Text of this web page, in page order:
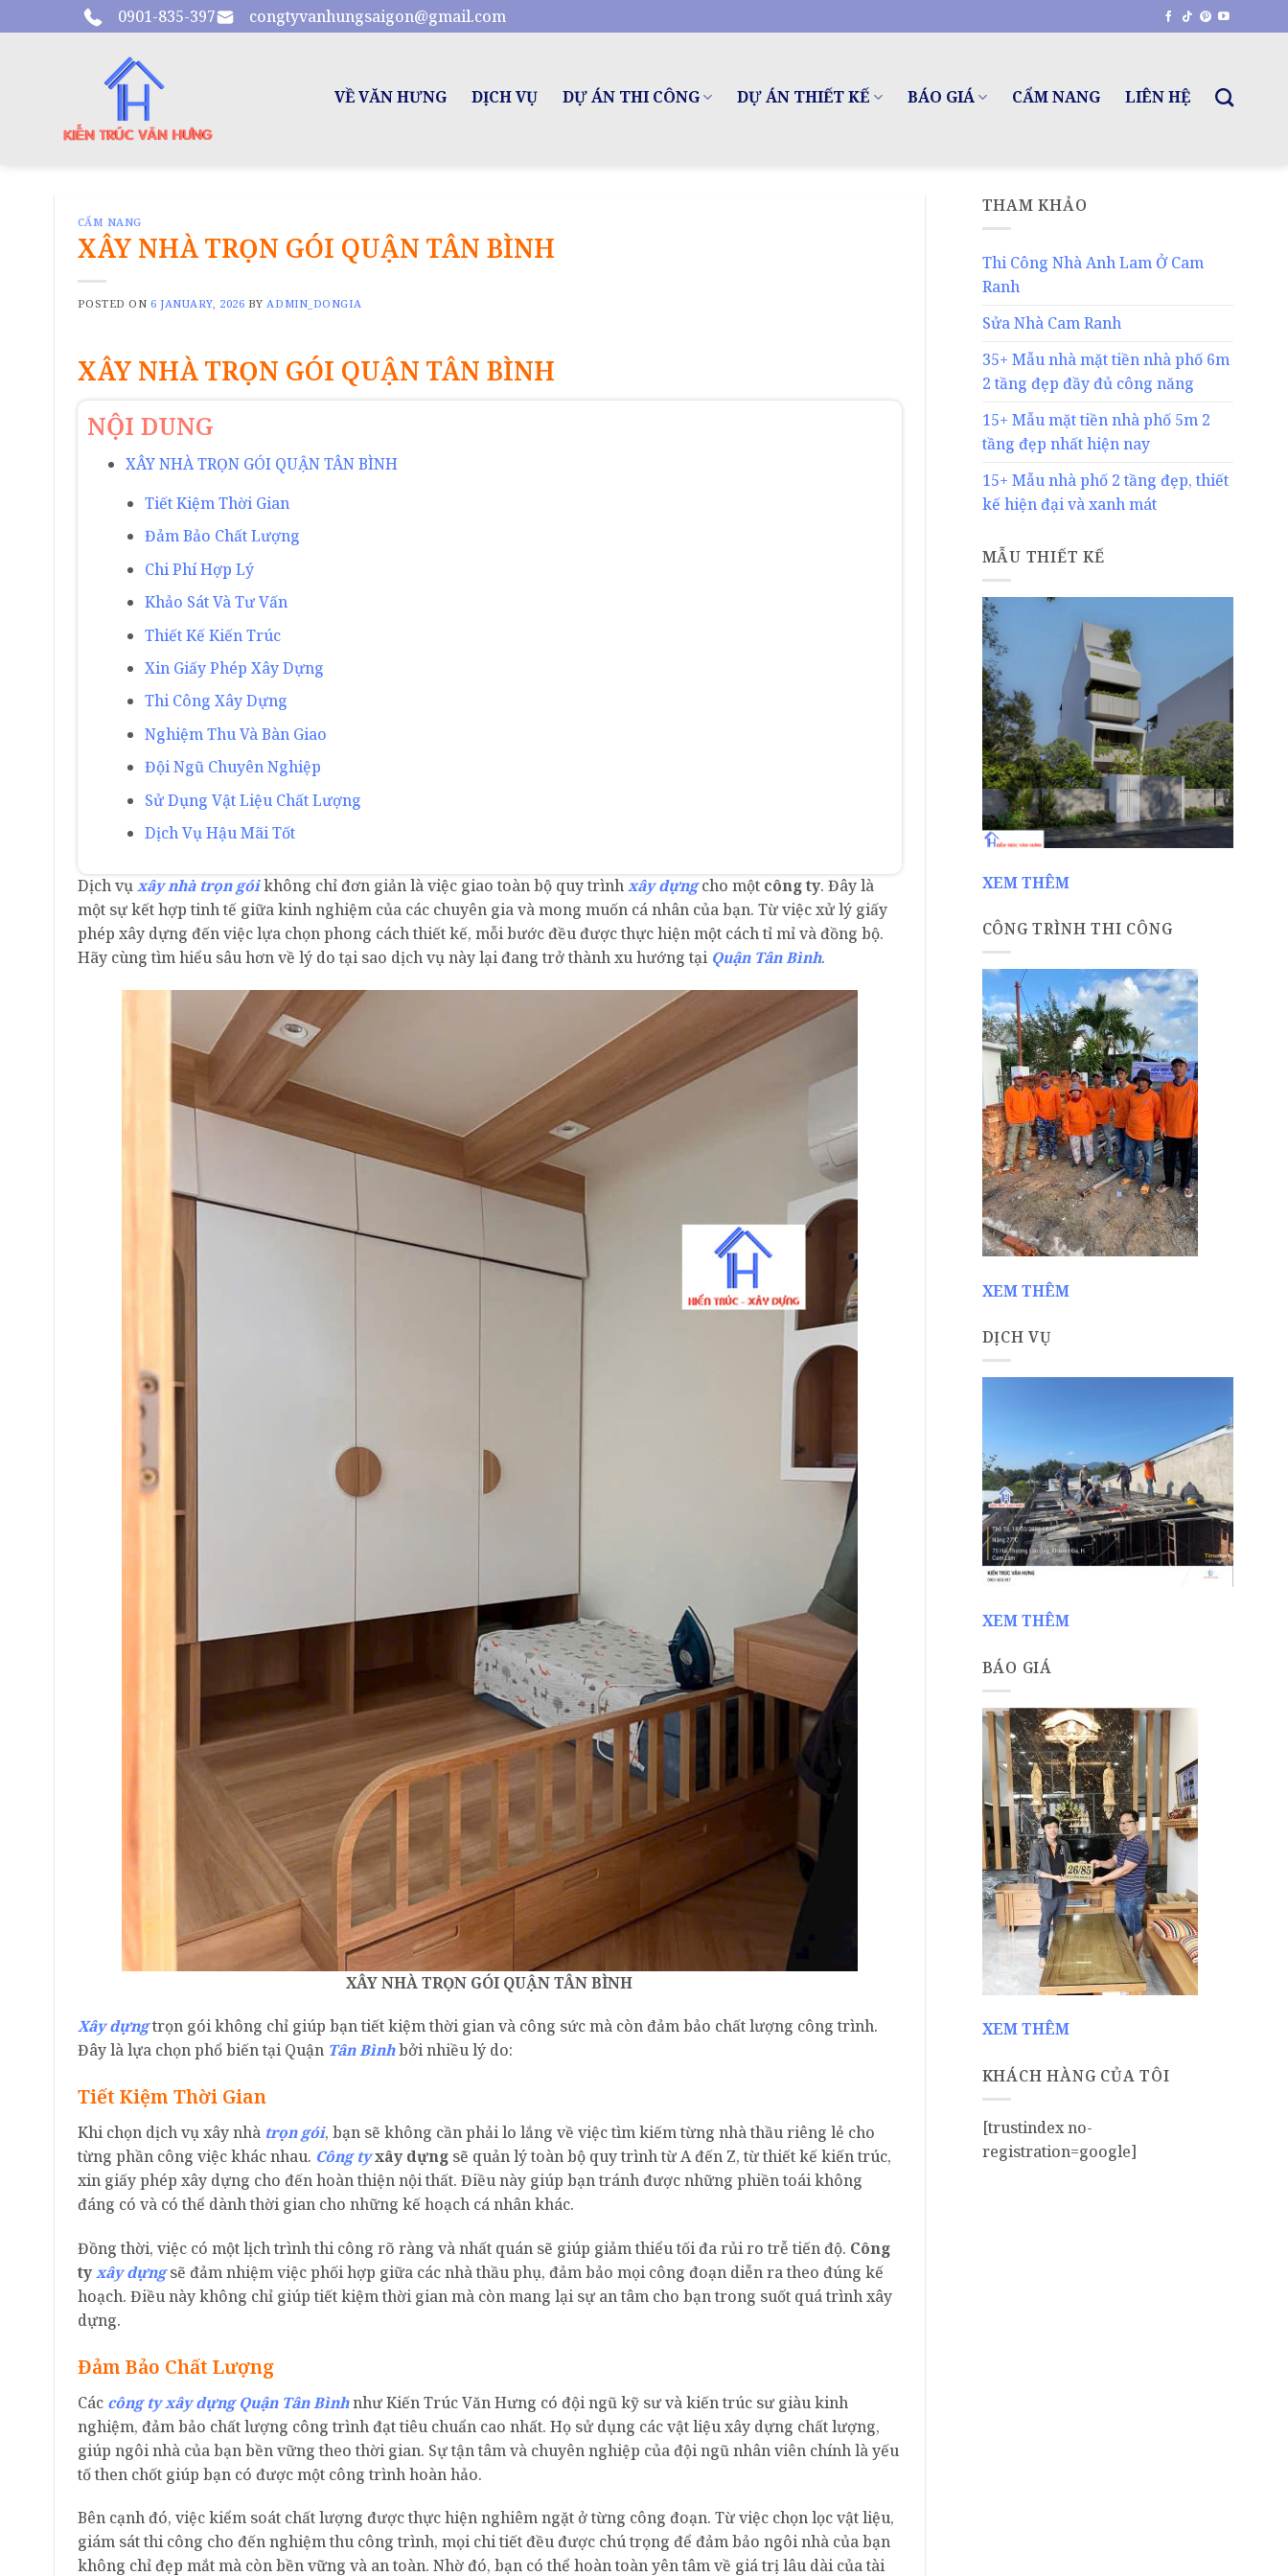
to
0901-835-397 congtyvanhungsaigon@gmail.com
VỀ VĂN HƯNG DỊCH VỤ DỰ ÁN THI CÔNG DỰ ÁN THIẾT KẾ BÁO GIÁ CẨM NANG LIÊN HỆ
CẨM NANG
XÂY NHÀ TRỌN GÓI QUẬN TÂN BÌNH
POSTED ON6 JANUARY, 2026 BYADMIN_DONGIA
XÂY NHÀ TRỌN GÓI QUẬN TÂN BÌNH
NỘI DUNG
XÂY NHÀ TRỌN GÓI QUẬN TÂN BÌNH
Tiết Kiệm Thời Gian
Đảm Bảo Chất Lượng
Chi Phí Hợp Lý
Khảo Sát Và Tư Vấn
Thiết Kế Kiến Trúc
Xin Giấy Phép Xây Dựng
Thi Công Xây Dựng
Nghiệm Thu Và Bàn Giao
Đội Ngũ Chuyên Nghiệp
Sử Dụng Vật Liệu Chất Lượng
Dịch Vụ Hậu Mãi Tốt
Dịch vụxây nhà trọn góikhông chỉ đơn giản là việc giao toàn bộ quy trìnhxây dựngcho một công ty. Đây là
một sự kết hợp tinh tế giữa kinh nghiệm của các chuyên gia và mong muốn cá nhân của bạn. Từ việc xử lý giấy
phép xây dựng đến việc lựa chọn phong cách thiết kế, mỗi bước đều được thực hiện một cách tỉ mỉ và đồng bộ.
Hãy cùng tìm hiểu sâu hơn về lý do tại sao dịch vụ này lại đang trở thành xu hướng tại Quận Tân Bình.
XÂY NHÀ TRỌN GÓI QUẬN TÂN BÌNH
Xây dựngtrọn gói không chỉ giúp bạn tiết kiệm thời gian và công sức mà còn đảm bảo chất lượng công trình.
Đây là lựa chọn phổ biến tại Quận Tân Bìnhbởi nhiều lý do:
Tiết Kiệm Thời Gian
Khi chọn dịch vụ xây nhà trọn gói, bạn sẽ không cần phải lo lắng về việc tìm kiếm từng nhà thầu riêng lẻ cho
từng phần công việc khác nhau. Công tyxây dựngsẽ quản lý toàn bộ quy trình từ A đến Z, từ thiết kế kiến trúc,
xin giấy phép xây dựng cho đến hoàn thiện nội thất. Điều này giúp bạn tránh được những phiền toái không
đáng có và có thể dành thời gian cho những kế hoạch cá nhân khác.
Đồng thời, việc có một lịch trình thi công rõ ràng và nhất quán sẽ giúp giảm thiểu tối đa rủi ro trễ tiến độ. Công
ty xây dựngsẽ đảm nhiệm việc phối hợp giữa các nhà thầu phụ, đảm bảo mọi công đoạn diễn ra theo đúng kế
hoạch. Điều này không chỉ giúp tiết kiệm thời gian mà còn mang lại sự an tâm cho bạn trong suốt quá trình xây
dựng.
Đảm Bảo Chất Lượng
Các công ty xây dựng Quận Tân Bìnhnhư Kiến Trúc Văn Hưng có đội ngũ kỹ sư và kiến trúc sư giàu kinh
nghiệm, đảm bảo chất lượng công trình đạt tiêu chuẩn cao nhất. Họ sử dụng các vật liệu xây dựng chất lượng,
giúp ngôi nhà của bạn bền vững theo thời gian. Sự tận tâm và chuyên nghiệp của đội ngũ nhân viên chính là yếu
tố then chốt giúp bạn có được một công trình hoàn hảo.
Bên cạnh đó, việc kiểm soát chất lượng được thực hiện nghiêm ngặt ở từng công đoạn. Từ việc chọn lọc vật liệu,
giám sát thi công cho đến nghiệm thu công trình, mọi chi tiết đều được chú trọng để đảm bảo ngôi nhà của bạn
không chỉ đẹp mắt mà còn bền vững và an toàn. Nhờ đó, bạn có thể hoàn toàn yên tâm về giá trị lâu dài của tài
THAM KHẢO
Thi Công Nhà Anh Lam Ở Cam
Ranh
Sửa Nhà Cam Ranh
35+ Mẫu nhà mặt tiền nhà phố 6m
2 tầng đẹp đầy đủ công năng
15+ Mẫu mặt tiền nhà phố 5m 2
tầng đẹp nhất hiện nay
15+ Mẫu nhà phố 2 tầng đẹp, thiết
kế hiện đại và xanh mát
MẪU THIẾT KẾ
XEM THÊM
CÔNG TRÌNH THI CÔNG
XEM THÊM
DỊCH VỤ
XEM THÊM
BÁO GIÁ
XEM THÊM
KHÁCH HÀNG CỦA TÔI
[trustindex no-
registration=google]